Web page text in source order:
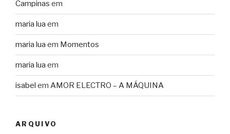
Campinas em
maria lua em
maria lua em Momentos
maria lua em
isabel em AMOR ELECTRO – A MÁQUINA
ARQUIVO